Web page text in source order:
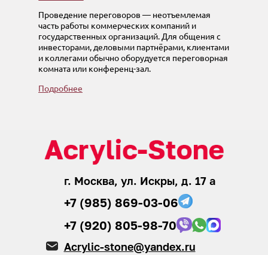
Проведение переговоров — неотъемлемая
часть работы коммерческих компаний и
государственных организаций. Для общения с
инвесторами, деловыми партнёрами, клиентами
и коллегами обычно оборудуется переговорная
комната или конференц-зал.
Подробнее
г. Москва, ул. Искры, д. 17 а
+7 (985) 869-03-06
+7 (920) 805-98-70
Acrylic-stone@yandex.ru